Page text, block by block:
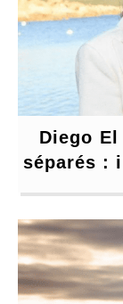
Diego
séparés :